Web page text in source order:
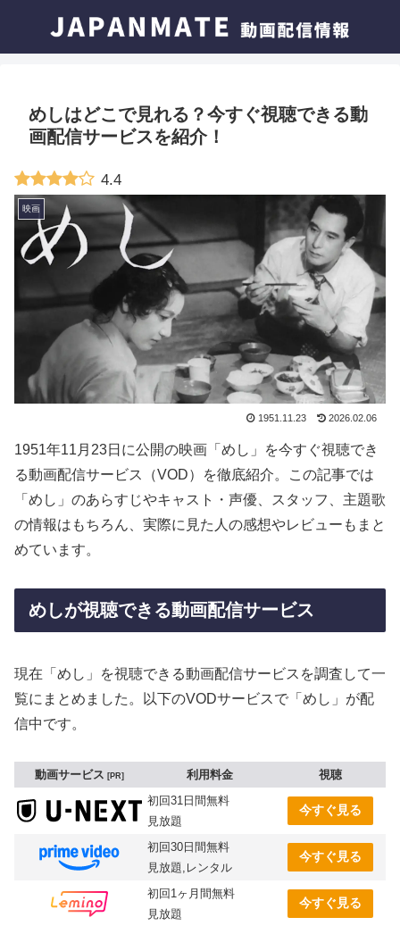
めしはどこで見れる？今すぐ視聴できる動
画配信サービスを紹介！
4.4
映画
1951.11.23 2026.02.06
1951年11月23日に公開の映画「めし」を今すぐ視聴でき
る動画配信サービス（VOD）を徹底紹介。この記事では
「めし」のあらすじやキャスト・声優、スタッフ、主題歌
の情報はもちろん、実際に見た人の感想やレビューもまと
めています。
めしが視聴できる動画配信サービス
現在「めし」を視聴できる動画配信サービスを調査して一
覧にまとめました。以下のVODサービスで「めし」が配
信中です。
動画サービス PR 利用料金
視聴
初回31日間無料
見放題
今すぐ見る
初回30日間無料
見放題,レンタル
今すぐ見る
初回1ヶ月間無料
見放題
今すぐ見る